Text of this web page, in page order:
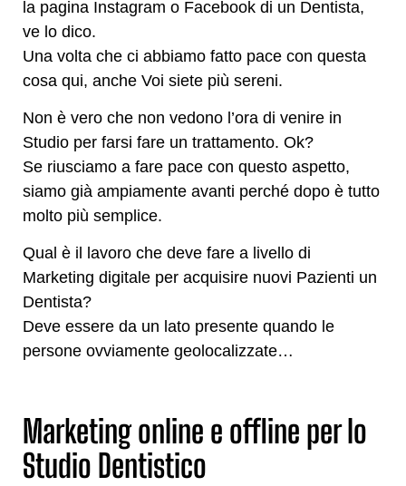
la pagina Instagram o Facebook di un Dentista,
ve lo dico.
Una volta che ci abbiamo fatto pace con questa
cosa qui, anche Voi siete più sereni.
Non è vero che non vedono l’ora di venire in
Studio per farsi fare un trattamento. Ok?
Se riusciamo a fare pace con questo aspetto,
siamo già ampiamente avanti perché dopo è tutto
molto più semplice.
Qual è il lavoro che deve fare a livello di
Marketing digitale per acquisire nuovi Pazienti un
Dentista?
Deve essere da un lato presente quando le
persone ovviamente geolocalizzate…
Marketing online e offline per lo
Studio Dentistico